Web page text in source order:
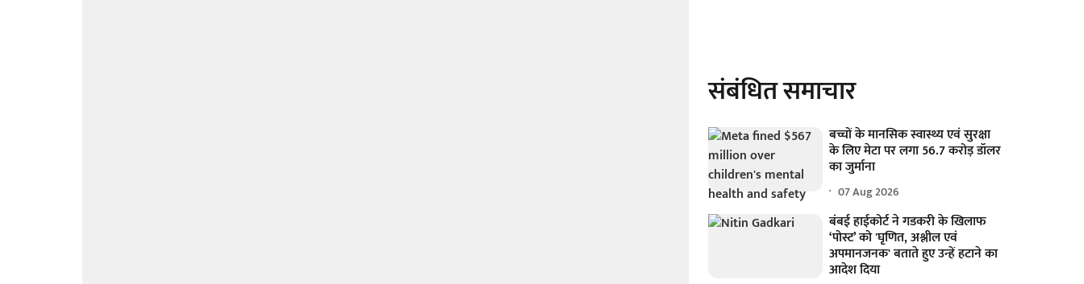
संबंधित समाचार
बच्चों के मानसिक स्वास्थ्य एवं सुरक्षा
के लिए मेटा पर लगा 56.7 करोड़ डॉलर
का जुर्माना
07 Aug 2026
बंबई हाईकोर्ट ने गडकरी के खिलाफ
‘पोस्ट’ को 'घृणित, अश्लील एवं
अपमानजनक' बताते हुए उन्हें हटाने का
आदेश दिया